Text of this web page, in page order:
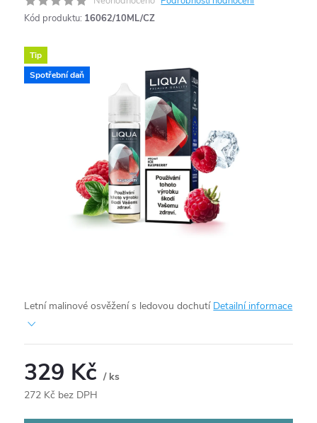
Kód produktu: 16062/10ML/CZ
Tip
Spotřební daň
Letní malinové osvěžení s ledovou dochutí Detailní informace
329 Kč/ ks
272 Kč bez DPH